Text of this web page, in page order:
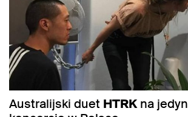
Australijski duet HTRKna